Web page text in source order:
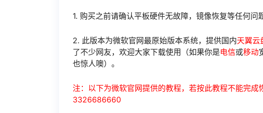
1. 购买之前请确认平板硬件无故障，镜像恢复等任何问
2. 此版本为微软官网最原始版本系统，提供国内天翼云
了不少网友，欢迎大家下载使用（如果你是电信或移动
也惊人噢）。
注：以下为微软官网提供的教程，若按此教程不能完成
3326686660